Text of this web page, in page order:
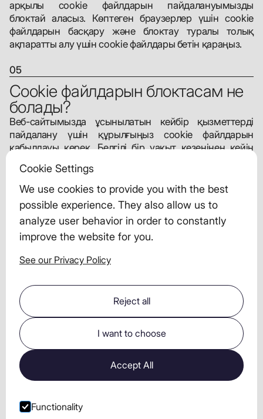
Cookie Settings
We use cookies to provide you with the best
possible experience. They also allow us to
analyze user behavior in order to constantly
improve the website for you.
See our Privacy Policy
Reject all
I want to choose
Accept All
Functionality
арқылы cookie файлдарын пайдалануымызды
блоктай аласыз. Көптеген браузерлер үшін cookie
файлдарын басқару және блоктау туралы толық
ақпаратты алу үшін cookie файлдары бетін қараңыз.
05
Cookie файлдарын блоктасам не
болады?
Веб-сайтымызда ұсынылатын кейбір қызметтерді
пайдалану үшін құрылғыңыз cookie файлдарын
қабылдауы керек. Белгілі бір уақыт кезеңінен кейін
блоктауды таңдасаңыз, веб-сайттың кейбір
аспектілері дұрыс жұмыс істемеуі мүмкін және сіз
веб-сайттағы ақпараттың барлығына немесе бір
бөлігіне қол жеткізе алмауыңыз мүмкін.
06
Біз туралы ақпарат
ЛИМИТЕД" - 21050, Украина, 21050, Винница облысы,
Винница қаласы, Миколий Оводов көшесі, 38 ғимарат
- коды ЕДРПОУ 39195903. Cookie файлдарын
пайдалану туралы сұрақтарыңыз, пікірлеріңіз немесе
алаңдаушылықтарыңыз болса, бізге хабарласыңыз:
info@nemiroff.pro